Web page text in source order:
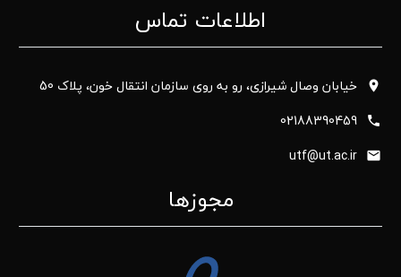
اطلاعات تماس
خیابان وصال شیرازی، رو به روی سازمان انتقال خون، پلاک 50
02188390459
utf@ut.ac.ir
مجوزها